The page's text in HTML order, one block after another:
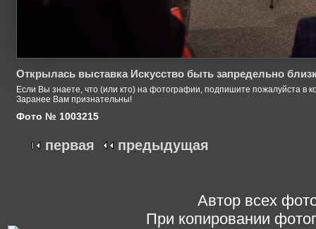
Открылась выставка Искусство быть запредельно
Если Вы знаете, что (или кто) на фотографии, подпишите пожалуйста в
Заранее Вам признательны!
Фото № 1003215
первая предыдущая
Автор всех
При копировании